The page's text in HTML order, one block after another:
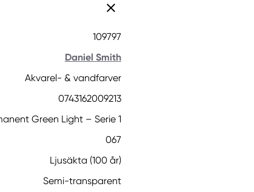
109797
Daniel Smith
Akvarel- & vandfarver
0743162009213
Green Light – Serie 1
067
Ljusäkta (100 år)
Semi-transparent